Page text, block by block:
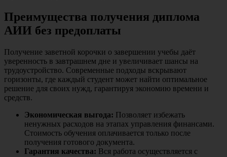
Преимущества получения диплома
АИИ без предоплаты
Получение заветной корочки о завершении учебы даёт
уверенность в завтрашнем дне и увеличивает шансы на
трудоустройство. Современные подходы вскрывают
горизонты, где каждый студент может найти оптимальное
решение для своих нужд, гарантируя экономию времени и
средств.
Экономическая выгода: Позволяет избежать
ненужных расходов на этапах управления финансами.
Стоимость обучения оплачивается только после
получения готового документа.
Гарантия качества: Вся работа осуществляется с